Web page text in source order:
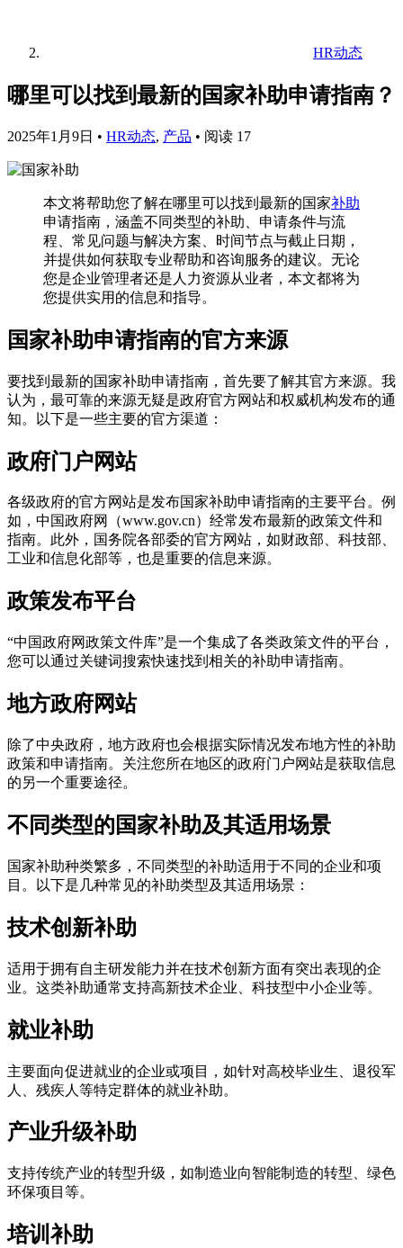
HR动态
哪里可以找到最新的国家补助申请指南？
2025年1月9日 • HR动态, 产品 • 阅读 17
本文将帮助您了解在哪里可以找到最新的国家补助
申请指南，涵盖不同类型的补助、申请条件与流
程、常见问题与解决方案、时间节点与截止日期，
并提供如何获取专业帮助和咨询服务的建议。无论
您是企业管理者还是人力资源从业者，本文都将为
您提供实用的信息和指导。
国家补助申请指南的官方来源
要找到最新的国家补助申请指南，首先要了解其官方来源。我
认为，最可靠的来源无疑是政府官方网站和权威机构发布的通
知。以下是一些主要的官方渠道：
政府门户网站
各级政府的官方网站是发布国家补助申请指南的主要平台。例
如，中国政府网（www.gov.cn）经常发布最新的政策文件和
指南。此外，国务院各部委的官方网站，如财政部、科技部、
工业和信息化部等，也是重要的信息来源。
政策发布平台
“中国政府网政策文件库”是一个集成了各类政策文件的平台，
您可以通过关键词搜索快速找到相关的补助申请指南。
地方政府网站
除了中央政府，地方政府也会根据实际情况发布地方性的补助
政策和申请指南。关注您所在地区的政府门户网站是获取信息
的另一个重要途径。
不同类型的国家补助及其适用场景
国家补助种类繁多，不同类型的补助适用于不同的企业和项
目。以下是几种常见的补助类型及其适用场景：
技术创新补助
适用于拥有自主研发能力并在技术创新方面有突出表现的企
业。这类补助通常支持高新技术企业、科技型中小企业等。
就业补助
主要面向促进就业的企业或项目，如针对高校毕业生、退役军
人、残疾人等特定群体的就业补助。
产业升级补助
支持传统产业的转型升级，如制造业向智能制造的转型、绿色
环保项目等。
培训补助